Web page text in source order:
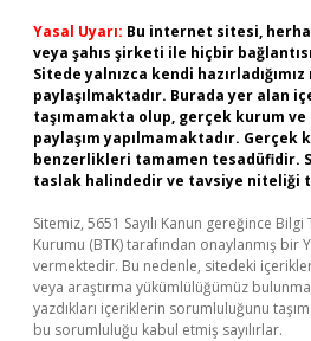
Yasal Uyarı: Bu internet sitesi,
veya şahıs şirketi ile hiçbir
Sitede yalnızca kendi
paylaşılmaktadır. Burada yer alan
taşımamakta olup, gerçek kurum
paylaşım yapılmamaktadır.
benzerlikleri tamamen tesadüfidir.
taslak halindedir ve tavsiye niteliği
Sitemiz, 5651 Sayılı Kanun gereğince
Kurumu (BTK) tarafından onaylanmış bir
vermektedir. Bu nedenle, sitedeki
veya araştırma yükümlülüğümüz
yazdıkları içeriklerin sorumluluğunu
bu sorumluluğu kabul etmiş sayılırlar.